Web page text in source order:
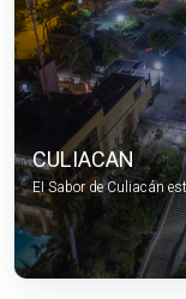
CULIACAN
EI Sabor de Culiacán